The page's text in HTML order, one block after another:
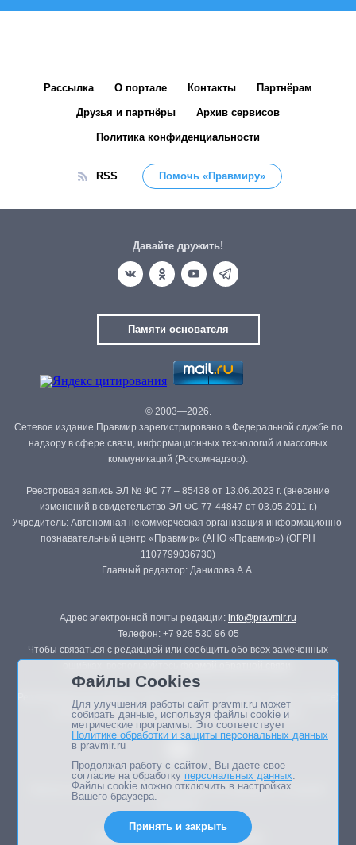
Рассылка О портале Контакты Партнёрам
Друзья и партнёры Архив сервисов
Политика конфиденциальности
RSS Помочь «Правмиру»
Давайте дружить!
Памяти основателя
© 2003—2026.
Сетевое издание Правмир зарегистрировано в Федеральной службе по
надзору в сфере связи, информационных технологий и массовых
коммуникаций (Роскомнадзор).
Реестровая запись ЭЛ № ФС 77 – 85438 от 13.06.2023 г. (внесение
изменений в свидетельство ЭЛ ФС 77-44847 от 03.05.2011 г.)
Учредитель: Автономная некоммерческая организация информационно-
познавательный центр «Правмир» (АНО «Правмир») (ОГРН
1107799036730)
Главный редактор: Данилова А.А.
Адрес электронной почты редакции: info@pravmir.ru
Телефон: +7 926 530 96 05
Чтобы связаться с редакцией или сообщить обо всех замеченных
Републикация материалов сайта в печатных изданиях (книгах, прессе)
возможна только с письменного разрешения редакции.
Мнение авторов статей портала может не совпадать с позицией
Дизайн сайта -
Файлы Cookies
Для улучшения работы сайт pravmir.ru может
собирать данные, используя файлы cookie и
метрические программы. Это соответствует
Политике обработки и защиты персональных данных
в pravmir.ru
Продолжая работу с сайтом, Вы даете свое
согласие на обработку персональных данных.
Файлы cookie можно отключить в настройках
Вашего браузера.
Принять и закрыть